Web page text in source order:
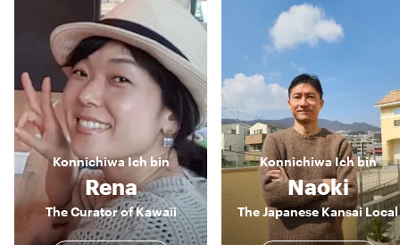
Konnichiwa Ich bin
Rena
The Curator of Kawaii
KonnichiwaIch bin
Naoki
The Japanese Kansai Local